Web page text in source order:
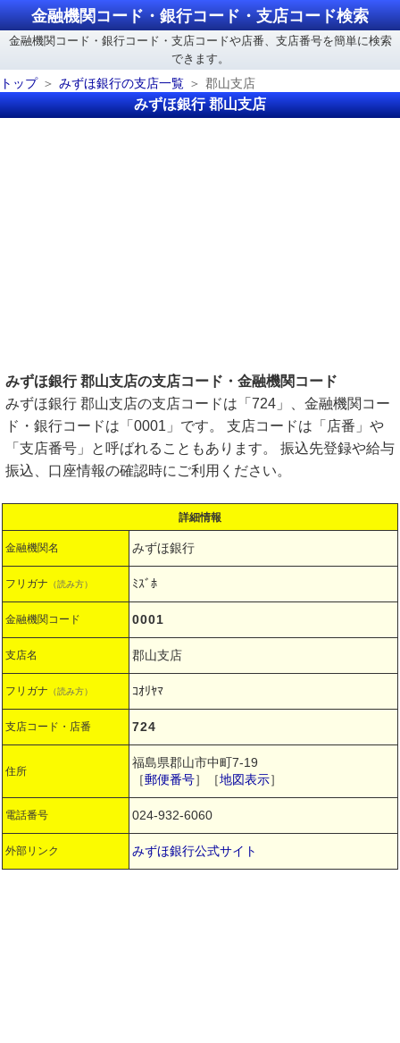
金融機関コード・銀行コード・支店コード検索
金融機関コード・銀行コード・支店コードや店番、支店番号を簡単に検索
できます。
トップ
みずほ銀行の支店一覧 郡山支店
みずほ銀行 郡山支店
みずほ銀行 郡山支店の支店コード・金融機関コード
みずほ銀行 郡山支店の支店コードは「724」、金融機関コー
ド・銀行コードは「0001」です。 支店コードは「店番」や
「支店番号」と呼ばれることもあります。 振込先登録や給与
振込、口座情報の確認時にご利用ください。
詳細情報
金融機関名 みずほ銀行
フリガナ （読み方） ﾐｽﾞﾎ
金融機関コード 0001
支店名 郡山支店
フリガナ （読み方） ｺｵﾘﾔﾏ
支店コード・店番 724
住所
福島県郡山市中町7-19
［郵便番号］［地図表示］
電話番号 024-932-6060
外部リンク みずほ銀行公式サイト